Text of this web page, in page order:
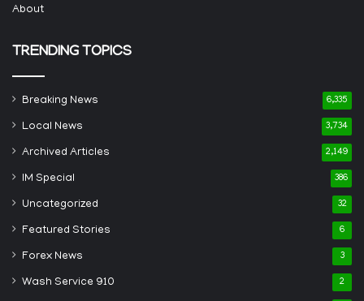
About
TRENDING TOPICS
Breaking News 6,335
Local News 3,734
Archived Articles 2,149
IM Special 386
Uncategorized 32
Featured Stories 6
Forex News 3
Wash Service 910 2